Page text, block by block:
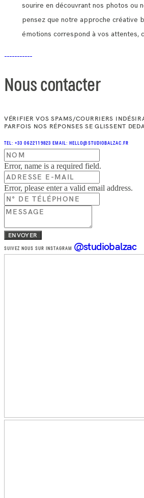
sourire en découvrant nos photos ou
pensez que notre approche créative
émotions correspond à vos attentes,
Nous contacter
VÉRIFIER VOS SPAMS/COURRIERS
PARFOIS NOS RÉPONSES SE GLISSENT
TEL: +33 0622119823 EMAIL: HELLO@STUDIOBALZAC.FR
Error, name is a required field.
Error, please enter a valid email address.
ENVOYER
SUIVEZ NOUS SUR INSTAGRAM @studiobalzac